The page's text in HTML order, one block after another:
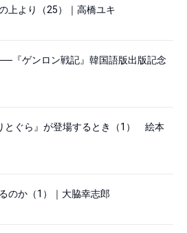
上より（25）｜高橋ユキ
『ゲンロン戦記』韓国語版出版記念
とぐら』が登場するとき（1） 絵本
のか（1）｜大脇幸志郎